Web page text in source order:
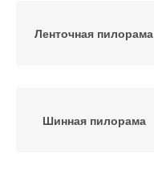
Ленточная пилорама
Шинная пилорама